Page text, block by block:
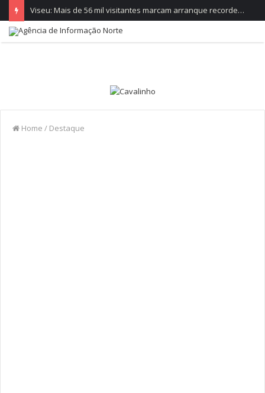
Viseu: Mais de 56 mil visitantes marcam arranque recorde da Feira de São Mateus
Home / Destaque